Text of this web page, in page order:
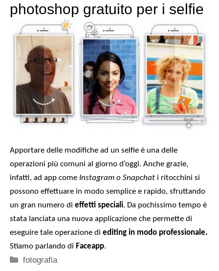
photoshop gratuito per i selfie
Apportare delle modifiche ad un selfie è una delle
operazioni più comuni al giorno d’oggi. Anche grazie,
infatti, ad app come Instagram o Snapchat i ritocchini si
possono effettuare in modo semplice e rapido, sfruttando
un gran numero di effetti speciali. Da pochissimo tempo è
stata lanciata una nuova applicazione che permette di
eseguire tale operazione di editing in modo professionale.
Stiamo parlando di Faceapp.
Categorie
fotografia